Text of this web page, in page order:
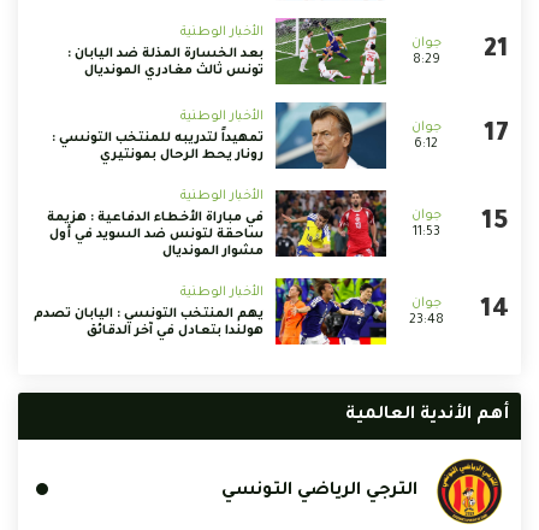
8:29
الأخبار الوطنية
بعد الخسارة المذلة ضد اليابان :
تونس ثالث مغادري المونديال
6:12
الأخبار الوطنية
تمهيداً لتدريبه للمنتخب التونسي :
رونار يحط الرحال بمونتيري
11:53
الأخبار الوطنية
في مباراة الأخطاء الدفاعية : هزيمة
ساحقة لتونس ضد السويد في أول
مشوار المونديال
23:48
الأخبار الوطنية
يهم المنتخب التونسي : اليابان تصدم
هولندا بتعادل في آخر الدقائق
أهم الأندية العالمية
الترجي الرياضي التونسي